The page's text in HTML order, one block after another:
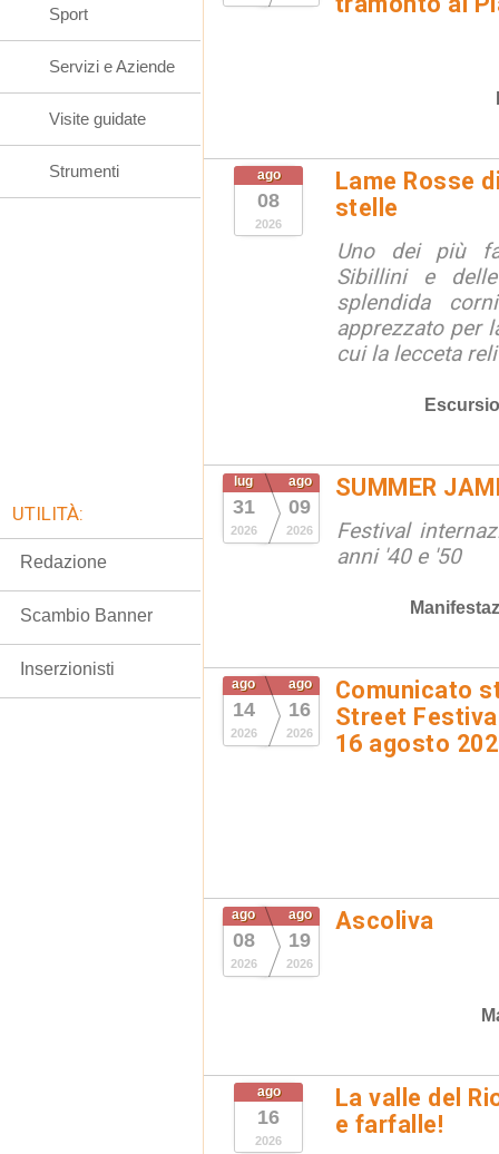
ago
08
2026
Lame Rosse
stelle
Uno dei più
Sibillini e
splendida
apprezzato per
cui la lecceta
lug
31
2026
ago
09
2026
SUMMER
Festival
anni '40 e '50
ago
14
2026
ago
16
2026
Comunicato
Street
16 agosto
ago
08
2026
ago
19
2026
Ascoliva
ago
16
2026
La valle del
e farfalle!
Sport
Servizi e Aziende
Visite guidate
Strumenti
UTILITÀ:
Redazione
Scambio Banner
Inserzionisti